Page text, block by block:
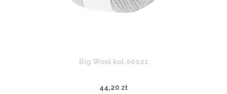
Big Wool kol.00021
44,20 zł